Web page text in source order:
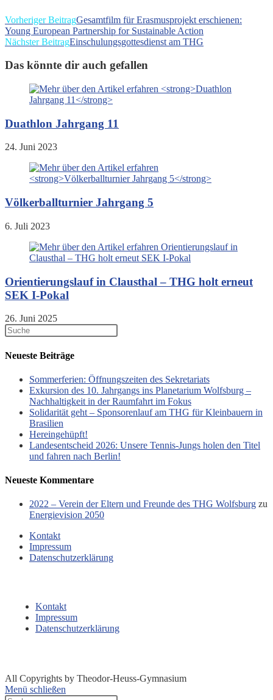
Weitere
Artikel
ansehen
Vorheriger BeitragGesamtfilm für Erasmusprojekt erschienen:
Young European Partnership for Sustainable Action
Nächster BeitragEinschulungsgottesdienst am THG
Das könnte dir auch gefallen
Duathlon Jahrgang 11
24. Juni 2023
Völkerballturnier Jahrgang 5
6. Juli 2023
Orientierungslauf in Clausthal – THG holt erneut
SEK I-Pokal
26. Juni 2025
Neueste Beiträge
Sommerferien: Öffnungszeiten des Sekretariats
Exkursion des 10. Jahrgangs ins Planetarium Wolfsburg –
Nachhaltigkeit in der Raumfahrt im Fokus
Solidarität geht – Sponsorenlauf am THG für Kleinbauern in
Brasilien
Hereingehüpft!
Landesentscheid 2026: Unsere Tennis‑Jungs holen den Titel
und fahren nach Berlin!
Neueste Kommentare
2022 – Verein der Eltern und Freunde des THG Wolfsburg zu
Energievision 2050
Kontakt
Impressum
Datenschutzerklärung
Kontakt
Impressum
Datenschutzerklärung
All Copyrights by Theodor-Heuss-Gymnasium
Menü schließen